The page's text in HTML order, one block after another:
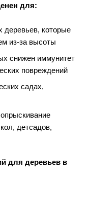
для:
деревьев, которые
из-за высоты
снижен иммунитет
повреждений
садах,
детсадов,
для деревьев в